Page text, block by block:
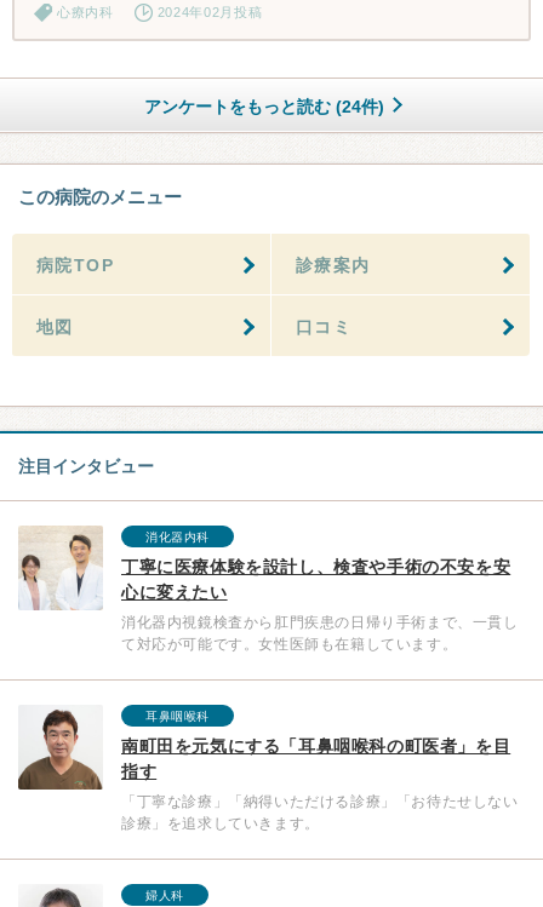
心療内科 2024年02月投稿
アンケートをもっと読む (24件)
この病院のメニュー
病院TOP 診療案内
地図 口コミ
注目インタビュー
消化器内科
丁寧に医療体験を設計し、検査や手術の不安を安
心に変えたい
消化器内視鏡検査から肛門疾患の日帰り手術まで、一貫し
て対応が可能です。女性医師も在籍しています。
耳鼻咽喉科
南町田を元気にする「耳鼻咽喉科の町医者」を目
指す
「丁寧な診療」「納得いただける診療」「お待たせしない
診療」を追求していきます。
婦人科